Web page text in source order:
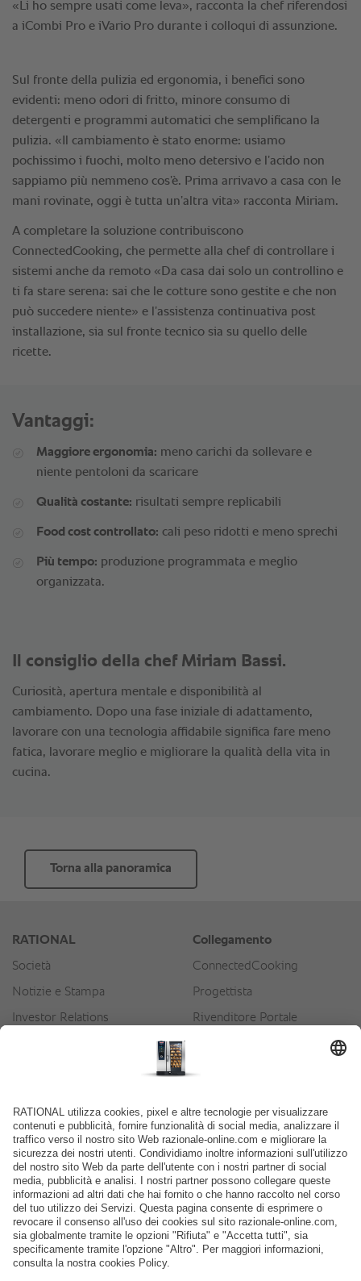
Vantaggi:
Maggiore ergonomia: meno carichi da sollevare e
niente pentoloni da scaricare
Qualità costante: risultati sempre replicabili
Food cost controllato: cali peso ridotti e meno sprechi
Più tempo: produzione programmata e meglio
organizzata.
Il consiglio della chef Miriam Bassi.
Curiosità, apertura mentale e disponibilità al
cambiamento. Dopo una fase iniziale di adattamento,
lavorare con una tecnologia affidabile significa fare meno
fatica, lavorare meglio e migliorare la qualità della vita in
cucina.
Torna alla panoramica